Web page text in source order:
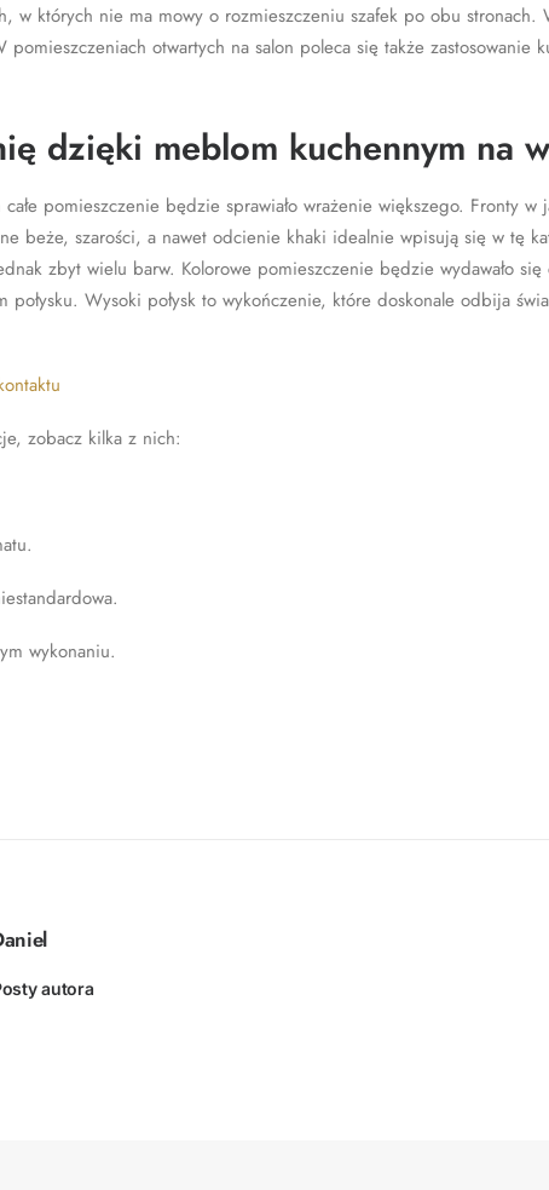
w których nie ma mowy o rozmieszczeniu szafek po obu
otwartych na salon poleca się także zastosowanie
dzięki meblom kuchennym na
pomieszczenie będzie sprawiało wrażenie większego. Fronty
beże, szarości, a nawet odcienie khaki idealnie wpisują się w tę
zbyt wielu barw. Kolorowe pomieszczenie będzie wydawało
Wysoki połysk to wykończenie, które doskonale odbija
zobacz kilka z nich:
wykonaniu.
autora